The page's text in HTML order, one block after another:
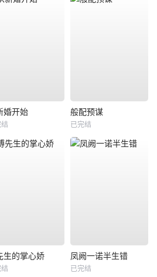
婚开始 般配预谋
已完结
生的掌心娇 凤阙一诺半生错
已完结